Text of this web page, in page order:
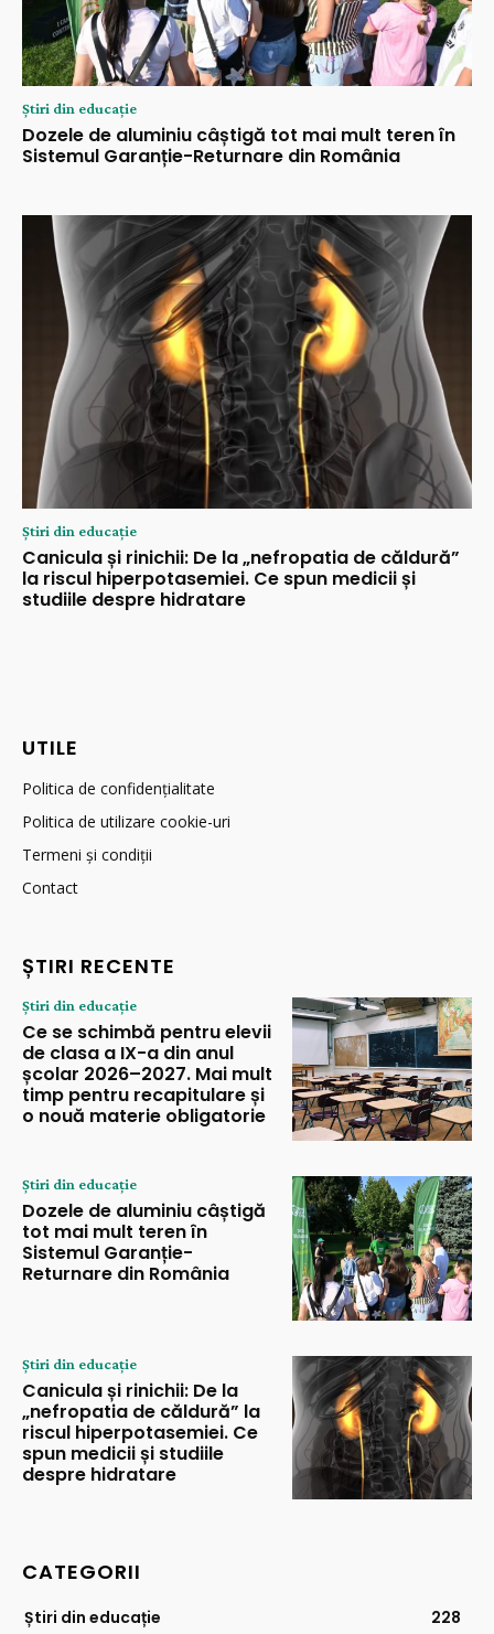
Știri din educație
Dozele de aluminiu câștigă tot mai mult teren în
Sistemul Garanție-Returnare din România
Știri din educație
Canicula și rinichii: De la „nefropatia de căldură”
la riscul hiperpotasemiei. Ce spun medicii și
studiile despre hidratare
UTILE
Politica de confidențialitate
Politica de utilizare cookie-uri
Termeni și condiții
Contact
ȘTIRI RECENTE
Știri din educație
Ce se schimbă pentru elevii
de clasa a IX-a din anul
școlar 2026–2027. Mai mult
timp pentru recapitulare și
o nouă materie obligatorie
Știri din educație
Dozele de aluminiu câștigă
tot mai mult teren în
Sistemul Garanție-
Returnare din România
Știri din educație
Canicula și rinichii: De la
„nefropatia de căldură” la
riscul hiperpotasemiei. Ce
spun medicii și studiile
despre hidratare
CATEGORII
Știri din educație 228